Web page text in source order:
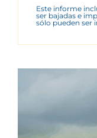
Este informe
ser bajadas e
sólo pueden ser